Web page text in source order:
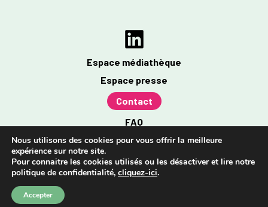
Espace médiathèque
Espace presse
Contact
FAQ
Mentions légales
Politique de confidentialité
Accessibilité : partiellement conforme à 96%
Nous utilisons des cookies pour vous offrir la meilleure
expérience sur notre site.
Pour connaitre les cookies utilisés ou les désactiver et lire notre
politique de confidentialité, cliquez-ici.
Accepter